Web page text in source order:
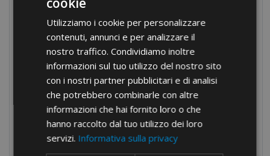
Manual equipment
Electrical tapes
Conduit fixings
Products no longer in pricelist
Utilizziamo i cookie per personalizzare
contenuti, annunci e per analizzare il
nostro traffico. Condividiamo inoltre
informazioni sul tuo utilizzo del nostro sito
con i nostri partner pubblicitari e di analisi
che potrebbero combinarle con altre
informazioni che hai fornito loro o che
hanno raccolto dal tuo utilizzo dei loro
servizi. Informativa sulla privacy